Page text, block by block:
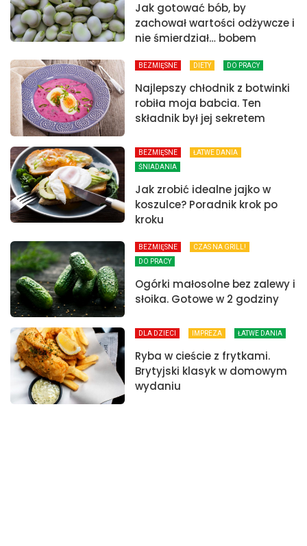
Jak gotować bób, by
zachował wartości odżywcze i
nie śmierdział… bobem
BEZMIĘSNE DIETY DO PRACY
Najlepszy chłodnik z botwinki
robiła moja babcia. Ten
składnik był jej sekretem
BEZMIĘSNE
ŁATWE DANIA
ŚNIADANIA
Jak zrobić idealne jajko w
koszulce? Poradnik krok po
kroku
BEZMIĘSNE
CZAS NA GRILL!
DO PRACY
Ogórki małosolne bez zalewy i
słoika. Gotowe w 2 godziny
DLA DZIECI IMPREZA ŁATWE DANIA
Ryba w cieście z frytkami.
Brytyjski klasyk w domowym
wydaniu